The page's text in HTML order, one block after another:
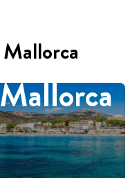
Mallorca